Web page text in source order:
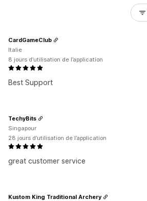
Best Support
CardGameClub
Italie
8 jours d’utilisation de l’application
great customer service
TechyBits
Singapour
28 jours d’utilisation de l’application
Kustom King Traditional Archery